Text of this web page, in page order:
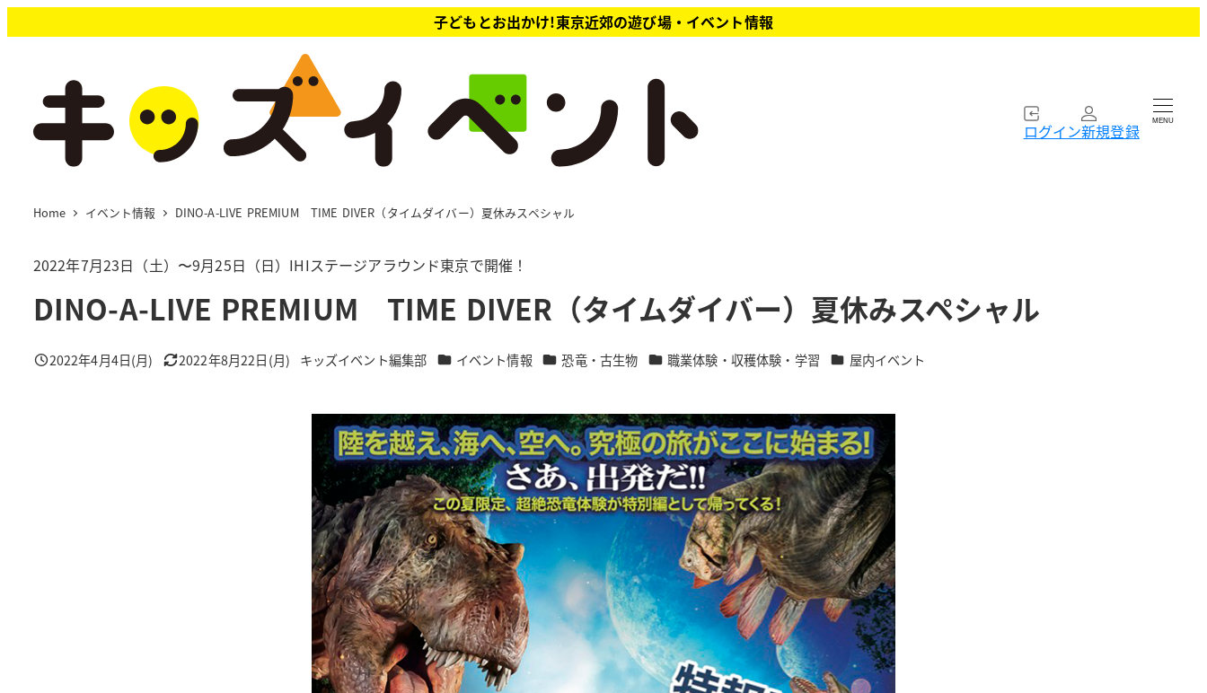
イ
子どもとお出かけ!東京近郊の遊び場・イベント情報
ログイン新規登録 MENU
Home イベント情報 DINO-A-LIVE PREMIUM TIME DIVER（タイムダイバー）夏休みスペシャル
2022年7月23日（土）〜9月25日（日）IHIステージアラウンド東京で開催！
DINO-A-LIVE PREMIUM TIME DIVER（タイムダイバー）夏休みスペシャル
投稿日
2022年4月4日(月) 更新日
2022年8月22日(月)
著
キッズイベント編集部 カテゴリー
イベント情報 カテゴリー
恐竜・古生物 カテゴリー
職業体験・収穫体験・学習 カテゴリー
屋内イベント